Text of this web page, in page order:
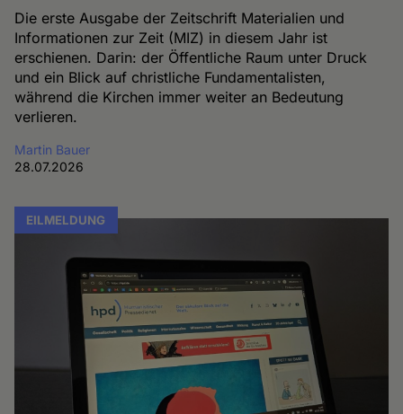
Die erste Ausgabe der Zeitschrift Materialien und
Informationen zur Zeit (MIZ) in diesem Jahr ist
erschienen. Darin: der Öffentliche Raum unter Druck
und ein Blick auf christliche Fundamentalisten,
während die Kirchen immer weiter an Bedeutung
verlieren.
Martin Bauer
28.07.2026
EILMELDUNG